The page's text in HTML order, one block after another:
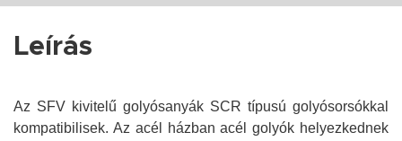
Leírás
Az SFV kivitelű golyósanyák SCR típusú golyósorsókkal
kompatibilisek. Az acél házban acél golyók helyezkednek